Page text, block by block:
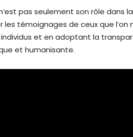
pas seulement son rôle dans
témoignages de ceux que l’on
et en adoptant la
et humanisante.